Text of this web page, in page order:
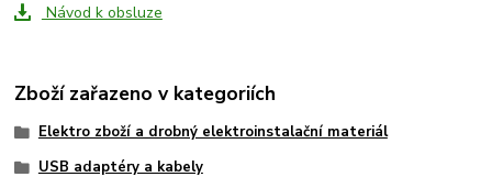
Návod k obsluze
Zboží zařazeno v kategoriích
Elektro zboží a drobný elektroinstalační materiál
USB adaptéry a kabely